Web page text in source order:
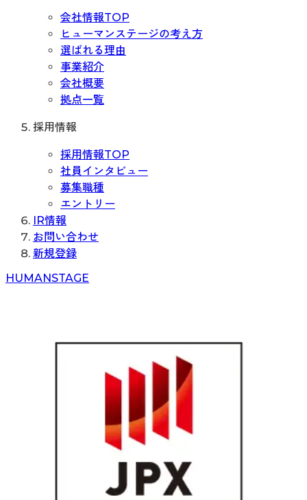
会社情報TOP
ヒューマンステージの考え方
選ばれる理由
事業紹介
会社概要
拠点一覧
採用情報
採用情報TOP
社員インタビュー
募集職種
エントリー
IR情報
お問い合わせ
新規登録
HUMANSTAGE